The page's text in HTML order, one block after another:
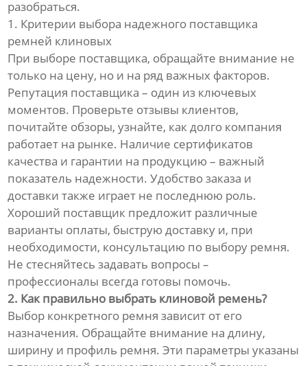
разобраться.
1. Критерии выбора надежного поставщика
ремней клиновых
При выборе поставщика, обращайте внимание не
только на цену, но и на ряд важных факторов.
Репутация поставщика – один из ключевых
моментов. Проверьте отзывы клиентов,
почитайте обзоры, узнайте, как долго компания
работает на рынке. Наличие сертификатов
качества и гарантии на продукцию – важный
показатель надежности. Удобство заказа и
доставки также играет не последнюю роль.
Хороший поставщик предложит различные
варианты оплаты, быструю доставку и, при
необходимости, консультацию по выбору ремня.
Не стесняйтесь задавать вопросы –
профессионалы всегда готовы помочь.
2. Как правильно выбрать клиновой ремень?
Выбор конкретного ремня зависит от его
назначения. Обращайте внимание на длину,
ширину и профиль ремня. Эти параметры указаны